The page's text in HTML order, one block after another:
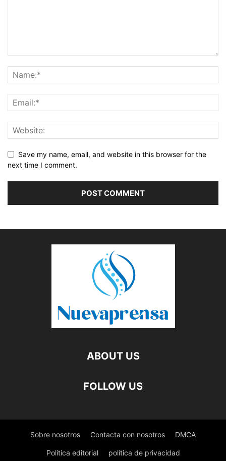
Save my name, email, and website in this browser for the
next time I comment.
ABOUT US
FOLLOW US
Sobre nosotros Contacta con nosotros DMCA
Política editorial política de privacidad